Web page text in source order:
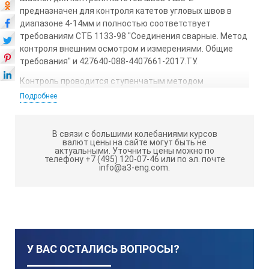
предназначен для контроля катетов угловых швов в
диапазоне 4-14мм и полностью соответствует
требованиям СТБ 1133-98 "Соединения сварные. Метод
контроля внешним осмотром и измерениями. Общие
требования" и 427640-088-4407661-2017.ТУ.
Контроль проводится ступенчатым методом
определения до минимального зазора.
сварщика УШС-2:
Техническое устройство (шаблон) состоит из 3-х
лепестков и соединительного кольца. Каждый из
лепестков имеет точно выполненные выточки
сваркой деталями. Размер считается установленным,
Подробнее
В связи с большими колебаниями курсов
валют цены на сайте могут быть не
актуальными. Уточнить цены можно по
телефону +7 (495) 120-07-46 или по эл. почте
info@a3-eng.com.
У ВАС ОСТАЛИСЬ ВОПРОСЫ?